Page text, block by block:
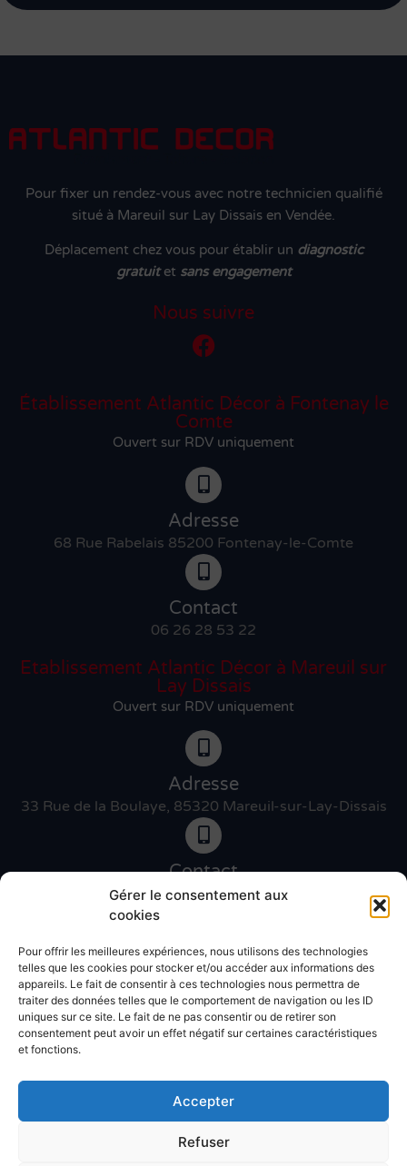
Gérer le consentement aux
cookies
Pour offrir les meilleures expériences, nous utilisons des technologies
telles que les cookies pour stocker et/ou accéder aux informations des
appareils. Le fait de consentir à ces technologies nous permettra de
traiter des données telles que le comportement de navigation ou les ID
uniques sur ce site. Le fait de ne pas consentir ou de retirer son
consentement peut avoir un effet négatif sur certaines caractéristiques
et fonctions.
Accepter
Refuser
Pour fixer un rendez-vous avec notre technicien qualifié
situé à Mareuil sur Lay Dissais en Vendée.
Déplacement chez vous pour établir un diagnostic
gratuitet sans engagement
Nous suivre
Établissement Atlantic Décor à Fontenay le
Comte
Ouvert sur RDV uniquement
Adresse
68 Rue Rabelais 85200 Fontenay-le-Comte
Contact
06 26 28 53 22
Etablissement Atlantic Décor à Mareuil sur
Lay Dissais
Ouvert sur RDV uniquement
Adresse
33 Rue de la Boulaye, 85320 Mareuil-sur-Lay-Dissais
Contact
06 46 27 89 83
Contact
02 51 30 31 09
Devis gratuit
© Atlantic décor 2025 – Réalisation